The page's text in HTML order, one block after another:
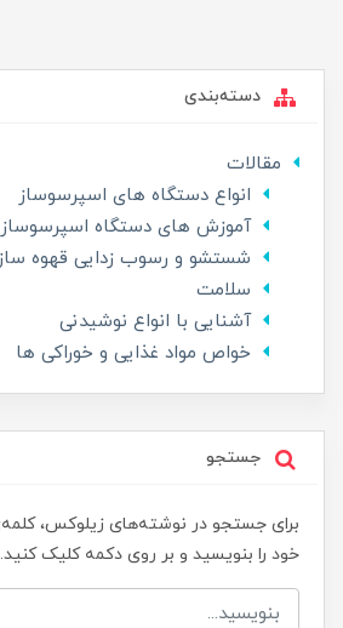
دسته‌بندی
مقالات
انواع دستگاه های اسپرسوساز
آموزش های دستگاه اسپرسوساز
شستشو و رسوب زدایی قهوه
سلامت
آشنایی با انواع نوشیدنی
خواص مواد غذایی و خوراکی ها
جستجو
برای جستجو در نوشته‌های زیلوکس،
خود را بنویسید و بر روی دکمه کلیک کنید.